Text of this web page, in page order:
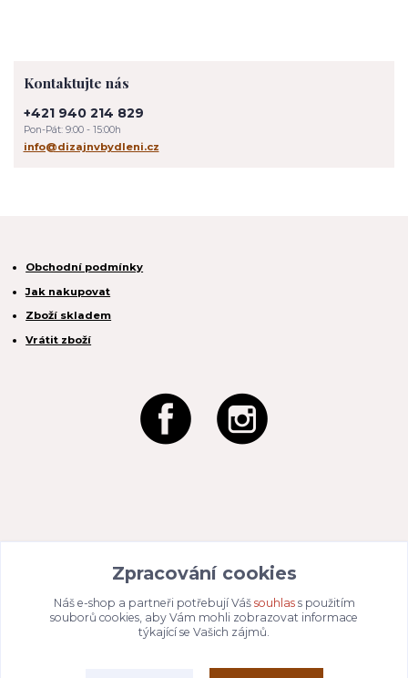
Kontaktujte nás
+421 940 214 829
Pon-Pát: 9:00 - 15:00h
info@dizajnvbydleni.cz
Obchodní podmínky
Jak nakupovat
Zboží skladem
Vrátit zboží
049 80 662
/ DIČ: CZ04980662
info@dizajnvbydleni.cz
Zpracování cookies
Náš e-shop a partneři potřebují Váš souhlass použitím
souborů cookies, aby Vám mohli zobrazovat informace
týkající se Vašich zájmů.